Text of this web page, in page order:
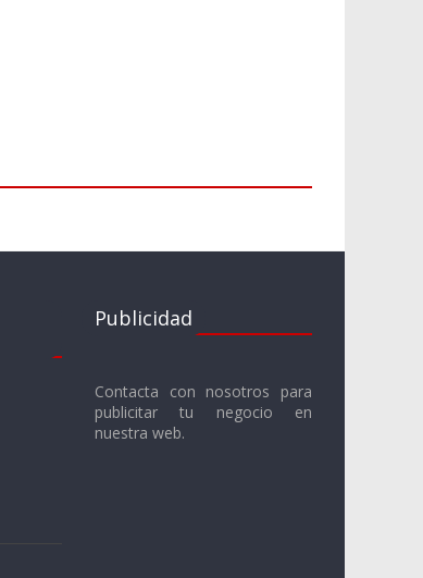
Publicidad
Contacta con nosotros para
publicitar tu negocio en
nuestra web.